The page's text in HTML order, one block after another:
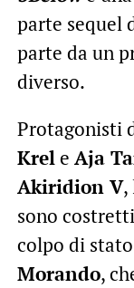
parte sequel
parte da un
diverso.
Protagonisti
Krele Aja
Akiridion V,
sono
colpo di
Morando,